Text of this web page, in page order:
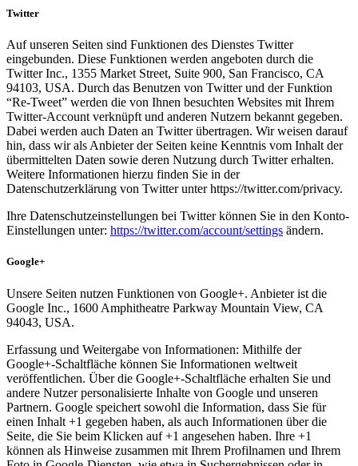
Twitter
Auf unseren Seiten sind Funktionen des Dienstes Twitter
eingebunden. Diese Funktionen werden angeboten durch die
Twitter Inc., 1355 Market Street, Suite 900, San Francisco, CA
94103, USA. Durch das Benutzen von Twitter und der Funktion
“Re-Tweet” werden die von Ihnen besuchten Websites mit Ihrem
Twitter-Account verknüpft und anderen Nutzern bekannt gegeben.
Dabei werden auch Daten an Twitter übertragen. Wir weisen darauf
hin, dass wir als Anbieter der Seiten keine Kenntnis vom Inhalt der
übermittelten Daten sowie deren Nutzung durch Twitter erhalten.
Weitere Informationen hierzu finden Sie in der
Datenschutzerklärung von Twitter unter https://twitter.com/privacy.
Ihre Datenschutzeinstellungen bei Twitter können Sie in den Konto-
Einstellungen unter: https://twitter.com/account/settings ändern.
Google+
Unsere Seiten nutzen Funktionen von Google+. Anbieter ist die
Google Inc., 1600 Amphitheatre Parkway Mountain View, CA
94043, USA.
Erfassung und Weitergabe von Informationen: Mithilfe der
Google+-Schaltfläche können Sie Informationen weltweit
veröffentlichen. Über die Google+-Schaltfläche erhalten Sie und
andere Nutzer personalisierte Inhalte von Google und unseren
Partnern. Google speichert sowohl die Information, dass Sie für
einen Inhalt +1 gegeben haben, als auch Informationen über die
Seite, die Sie beim Klicken auf +1 angesehen haben. Ihre +1
können als Hinweise zusammen mit Ihrem Profilnamen und Ihrem